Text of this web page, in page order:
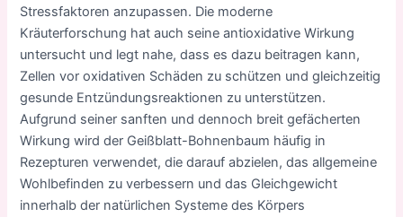
Stressfaktoren anzupassen. Die moderne
Kräuterforschung hat auch seine antioxidative Wirkung
untersucht und legt nahe, dass es dazu beitragen kann,
Zellen vor oxidativen Schäden zu schützen und gleichzeitig
gesunde Entzündungsreaktionen zu unterstützen.
Aufgrund seiner sanften und dennoch breit gefächerten
Wirkung wird der Geißblatt-Bohnenbaum häufig in
Rezepturen verwendet, die darauf abzielen, das allgemeine
Wohlbefinden zu verbessern und das Gleichgewicht
innerhalb der natürlichen Systeme des Körpers